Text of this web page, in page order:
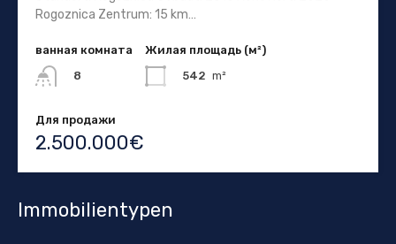
Rogoznica Zentrum: 15 km…
ванная комната
8
Жилая площадь (м²)
542 m²
Для продажи
2.500.000€
Immobilientypen